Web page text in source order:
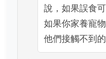
說，如果誤食
如果你家養寵
他們接觸不到的